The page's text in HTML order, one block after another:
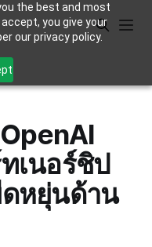
the best and most
you give your
our privacy policy.
เนอร์ชิป
ดหยุ่นด้าน